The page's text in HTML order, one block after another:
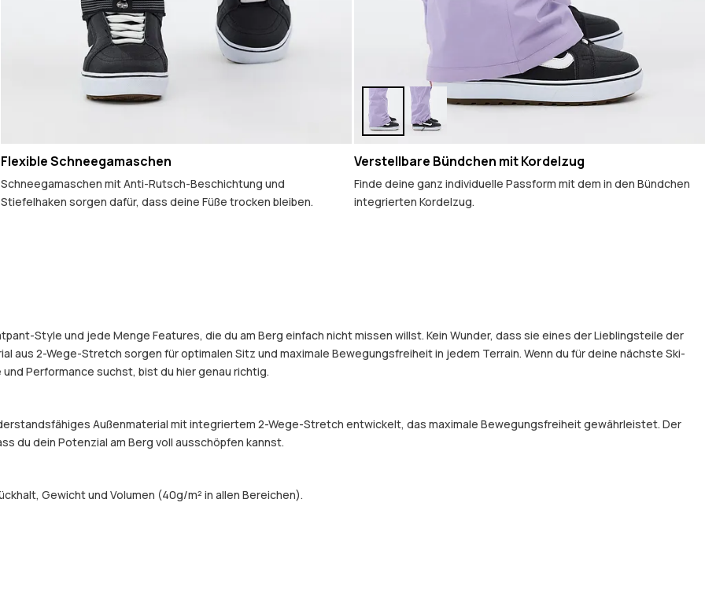
Flexible Schneegamaschen
Schneegamaschen mit Anti-Rutsch-Beschichtung und
Stiefelhaken sorgen dafür, dass deine Füße trocken bleiben.
Verstellbare Bündchen mit Kordelzug
Finde deine ganz individuelle Passform mit dem in den Bündchen
integrierten Kordelzug.
Style und jede Menge Features, die du am Berg einfach nicht missen willst. Kein Wunder, dass sie eines der Lieblingsteile der
aus 2-Wege-Stretch sorgen für optimalen Sitz und maximale Bewegungsfreiheit in jedem Terrain. Wenn du für deine nächste Ski-
Performance suchst, bist du hier genau richtig.
Außenmaterial mit integriertem 2-Wege-Stretch entwickelt, das maximale Bewegungsfreiheit gewährleistet. Der
du dein Potenzial am Berg voll ausschöpfen kannst.
Gewicht und Volumen (40g/m² in allen Bereichen).